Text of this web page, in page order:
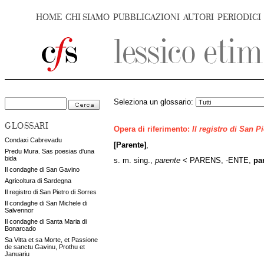
HOME CHI SIAMO PUBBLICAZIONI AUTORI PERIODICI
GLOSSARI
Condaxi Cabrevadu
Predu Mura. Sas poesias d'una
bida
Il condaghe di San Gavino
Agricoltura di Sardegna
Il registro di San Pietro di Sorres
Il condaghe di San Michele di
Salvennor
Il condaghe di Santa Maria di
Bonarcado
Sa Vitta et sa Morte, et Passione
de sanctu Gavinu, Prothu et
Januariu
Seleziona un glossario:
Opera di riferimento: Il registro di San
[Parente]
s. m. sing., parente < PARENS, -ENTE,